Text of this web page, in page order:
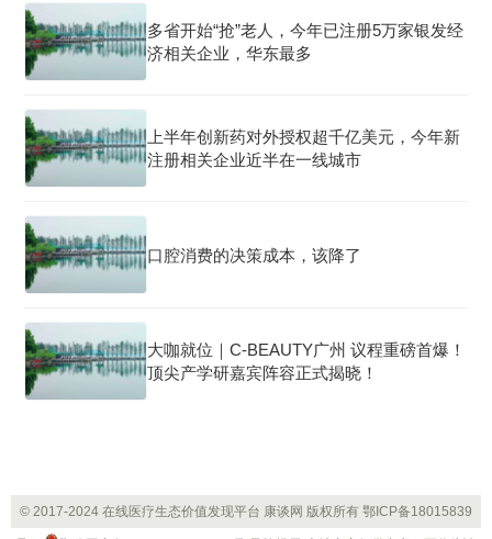
多省开始“抢”老人，今年已注册5万家银发经
济相关企业，华东最多
上半年创新药对外授权超千亿美元，今年新
注册相关企业近半在一线城市
口腔消费的决策成本，该降了
大咖就位｜C-BEAUTY广州 议程重磅首爆！
顶尖产学研嘉宾阵容正式揭晓！
© 2017-2024 在线医疗生态价值发现平台 康谈网 版权所有 鄂ICP备18015839